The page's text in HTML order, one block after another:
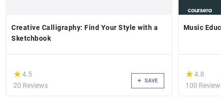
Creative Calligraphy: Find Your Style with a
Sketchbook
(*)
★
★4.5
20 Reviews
SAVE
Music
(*)
★
★4.8
100